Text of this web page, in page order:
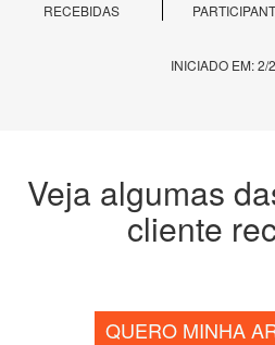
RECEBIDAS
INICIADO EM: 2/
Veja algumas
cliente
QUERO MINHA